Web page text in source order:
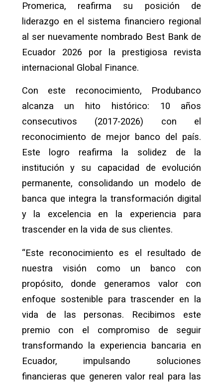
Promerica, reafirma su posición de
liderazgo en el sistema financiero regional
al ser nuevamente nombrado Best Bank de
Ecuador 2026 por la prestigiosa revista
internacional Global Finance.
Con este reconocimiento, Produbanco
alcanza un hito histórico: 10 años
consecutivos (2017-2026) con el
reconocimiento de mejor banco del país.
Este logro reafirma la solidez de la
institución y su capacidad de evolución
permanente, consolidando un modelo de
banca que integra la transformación digital
y la excelencia en la experiencia para
trascender en la vida de sus clientes.
“Este reconocimiento es el resultado de
nuestra visión como un banco con
propósito, donde generamos valor con
enfoque sostenible para trascender en la
vida de las personas. Recibimos este
premio con el compromiso de seguir
transformando la experiencia bancaria en
Ecuador, impulsando soluciones
financieras que generen valor real para las